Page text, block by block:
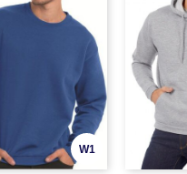
W1